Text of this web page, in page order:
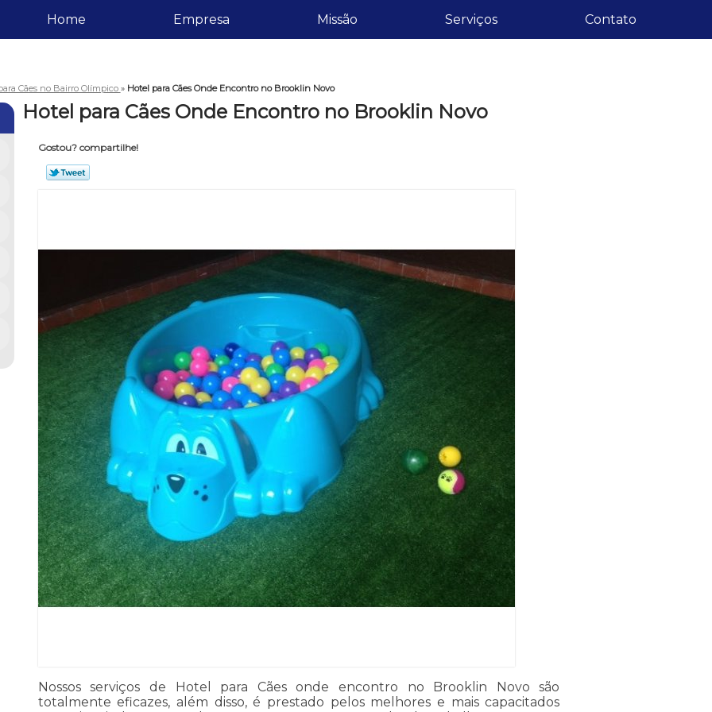
Home Empresa Missão Serviços Contato
Cães no Bairro Olímpico » Hotel para Cães Onde Encontro no Brooklin Novo
Hotel para Cães Onde Encontro no Brooklin Novo
Gostou? compartilhe!
Nossos serviços de Hotel para Cães onde encontro no Brooklin Novo são
totalmente eficazes, além disso, é prestado pelos melhores e mais capacitados